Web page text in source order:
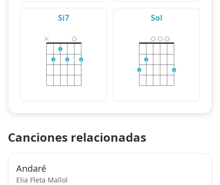
Si7
2
1
3 4
Sol
2
1
3
Canciones relacionadas
Andaré
Elia Fleta Mallol